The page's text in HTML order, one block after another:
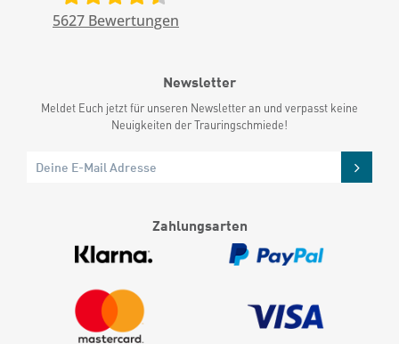
5627 Bewertungen
Newsletter
Meldet Euch jetzt für unseren Newsletter an und verpasst keine
Neuigkeiten der Trauringschmiede!
Zahlungsarten